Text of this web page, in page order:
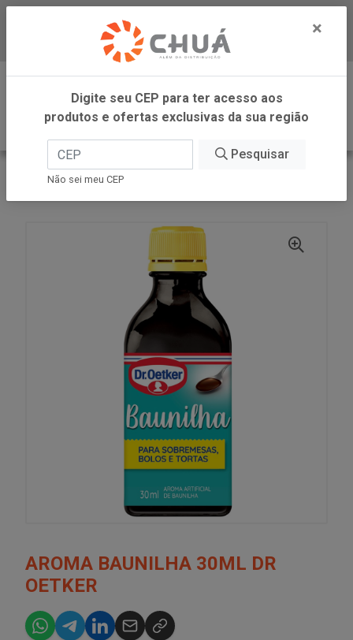
Baixe já nosso APP
0
INÍCIO
DR OETKER BRASIL
AROMA BAUNILHA 30ML DR
OETKER
×
Digite seu CEP para ter acesso aos
produtos e ofertas exclusivas da sua região
Pesquisar
Não sei meu CEP